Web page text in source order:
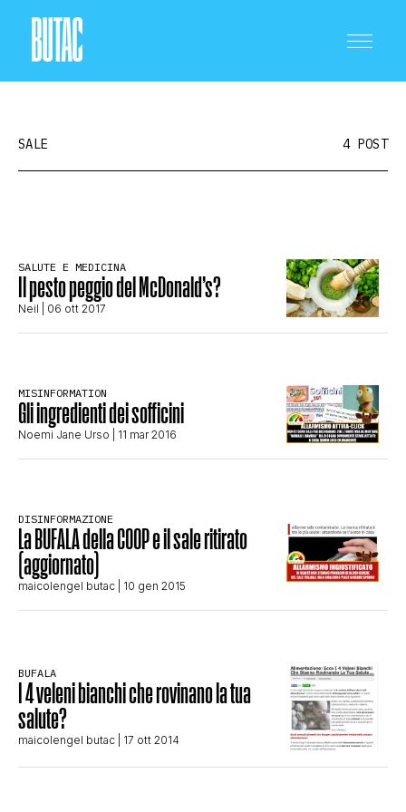
SCIENZA E TECNOLOGIA
STORIA E CITAZIONI
COMPLOTTI, LEGGENDE URBANE ED
EDITORIALI
TRUFFE E SOCIAL NETWORK
SALE 4 POST
SALUTE E MEDICINA
Il pesto peggio del McDonald’s?
Neil | 06 ott 2017
MISINFORMATION
Gli ingredienti dei sofficini
Noemi Jane Urso | 11 mar 2016
DISINFORMAZIONE
La BUFALA della COOP e il sale ritirato
(aggiornato)
maicolengel butac | 10 gen 2015
BUFALA
I 4 veleni bianchi che rovinano la tua
salute?
maicolengel butac | 17 ott 2014